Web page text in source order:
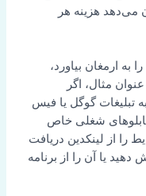
می‌دهد هزینه هر
به ارمغان بیاورد،
مثال، اگر
تبلیغات گوگل یا فیس
شغلی خاص
را از لینکدین دریافت
دهید یا آن را از برنامه